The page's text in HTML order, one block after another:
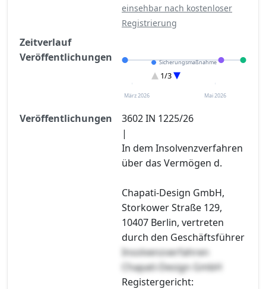
einsehbar nach kostenloser
Registrierung
Zeitverlauf
Veröffentlichungen
Sicherungsmaßnahme
Eröffnung
Sonstiges
1/3
März 2026 Mai 2026
Veröffentlichungen
3602 IN 1225/26
|
In dem Insolvenzverfahren
über das Vermögen d.
Chapati-Design GmbH,
Storkower Straße 129,
10407 Berlin, vertreten
durch den Geschäftsführer
Insolvenzverfahren
Chapati-Design GmbH
Registergericht: